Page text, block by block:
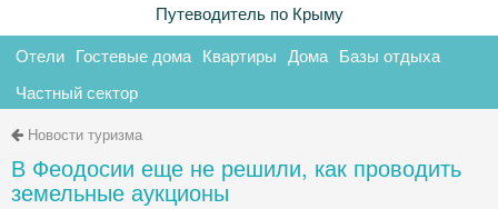
Путеводитель по Крыму
Отели Гостевые дома Квартиры Дома Базы отдыха
Частный сектор
Новости туризма
В Феодосии еще не решили, как проводить
земельные аукционы